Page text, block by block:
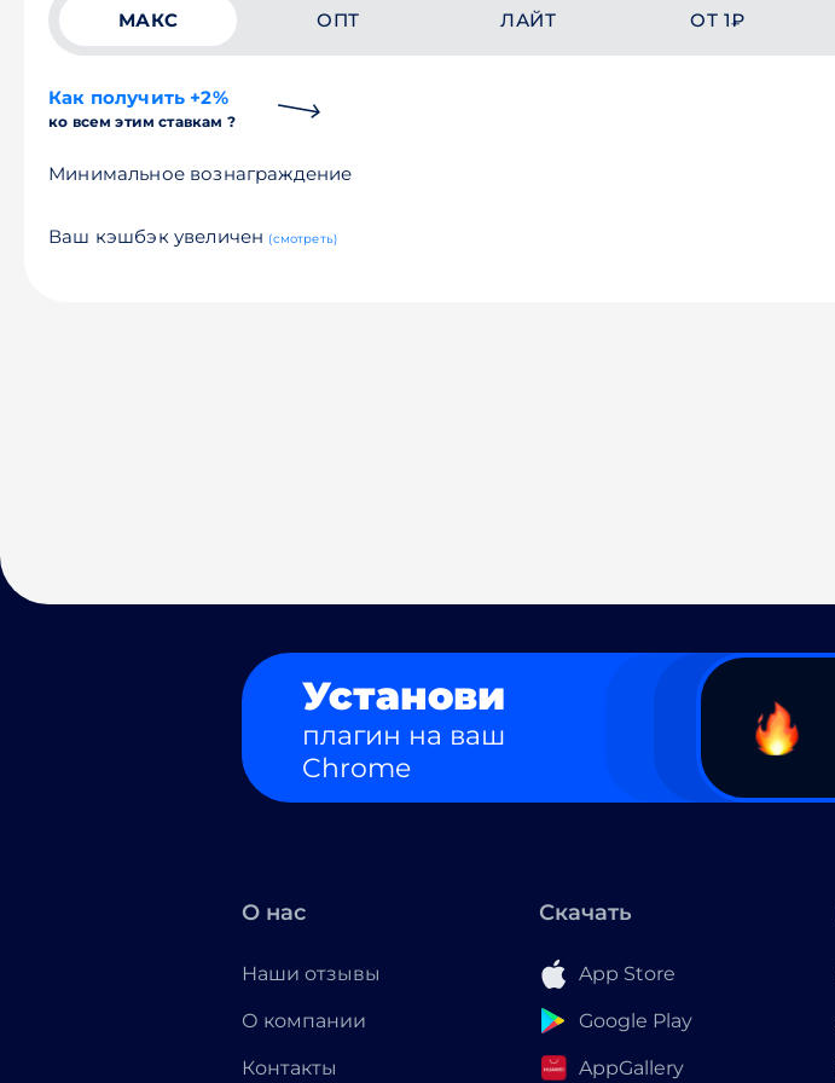
МАКС ОПТ ЛАЙТ ОТ 1₽
Как получить +2%
ко всем этим ставкам ?
Минимальное вознаграждение
Ваш кэшбэк увеличен (смотреть)
Установи
плагин на ваш
Chrome
О нас
Наши отзывы
О компании
Контакты
Скачать
App Store
Google Play
AppGallery